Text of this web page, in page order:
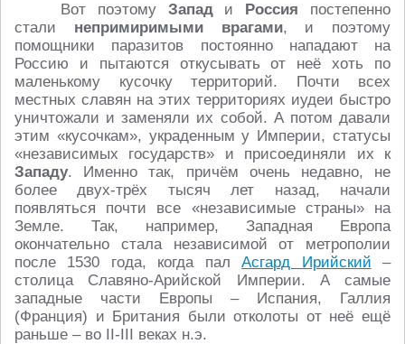
Вот поэтому Запади Россия постепенно
стали непримиримыми врагами, и поэтому
помощники паразитов постоянно нападают на
Россию и пытаются откусывать от неё хоть по
маленькому кусочку территорий. Почти всех
местных славян на этих территориях иудеи быстро
уничтожали и заменяли их собой. А потом давали
этим «кусочкам», украденным у Империи, статусы
«независимых государств» и присоединяли их к
Западу. Именно так, причём очень недавно, не
более двух-трёх тысяч лет назад, начали
появляться почти все «независимые страны» на
Земле. Так, например, Западная Европа
окончательно стала независимой от метрополии
после 1530 года, когда палАсгард Ирийский –
столица Славяно-Арийской Империи. А самые
западные части Европы – Испания, Галлия
(Франция) и Британия были отколоты от неё ещё
раньше – во II-III веках н.э.